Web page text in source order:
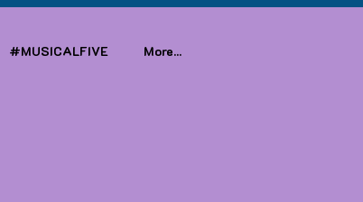
#MUSICALFIVE More...